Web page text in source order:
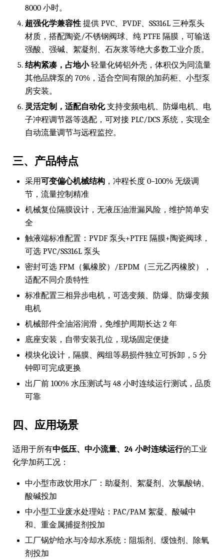
8000 小时。
超强化学兼容性 提供 PVC、PVDF、SS316L 三种泵头
材质，搭配陶瓷/不锈钢阀球、纯 PTFE 隔膜，可输送
强酸、强碱、絮凝剂、石灰浆等绝大多数工业介质。
结构紧凑，占地小轻量化铸铝外壳，体积仅为同流量
其他品牌泵的 70%，适合空间有限的加药柜、小型泵
房安装。
灵活定制，适配自动化支持变频电机、防爆电机、电
子冲程调节器等选配，可对接 PLC/DCS 系统，实现全
自动流量调节与远程监控。
三、产品特点
采用可变偏心机械结构 ，冲程长度 0–100% 无级调
节，流量控制精准
机械复位隔膜设计，无液压油泄漏风险，维护简单安
全
触液端标准配置：PVDF 泵头+PTFE 隔膜+陶瓷阀球，
可选 PVC/SS316L 泵头
密封可选 FPM（氟橡胶）/EPDM（三元乙丙橡胶），
适配不同介质特性
标准配置三相异步电机，可选变频、防爆、防爆变频
电机
机械部件全油浴润滑，免维护周期长达 2 年
底座安装，自带安装孔位，现场固定便捷
模块化设计，隔膜、阀组等易损件独立可拆卸，5 分
钟即可完成更换
出厂前 100% 水压测试与 48 小时连续运行测试，品质
可靠
四、应用场景
适用于所有中低压、中小流量、24 小时连续运行的工业
化学加药工况：
中小型市政饮用水厂：助凝剂、絮凝剂、次氯酸钠、
酸碱投加
中小型工业废水处理站：PAC/PAM 絮凝、酸碱中
和、重金属捕捉剂投加
工厂锅炉给水与冷却水系统：阻垢剂、缓蚀剂、除氧
剂投加